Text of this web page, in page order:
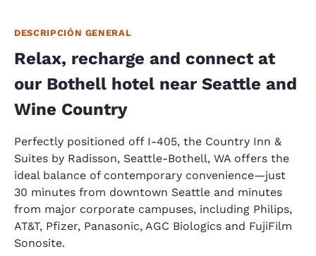
DESCRIPCIÓN GENERAL
Relax, recharge and connect at
our Bothell hotel near Seattle and
Wine Country
Perfectly positioned off I-405, the Country Inn &
Suites by Radisson, Seattle-Bothell, WA offers the
ideal balance of contemporary convenience—just
30 minutes from downtown Seattle and minutes
from major corporate campuses, including Philips,
AT&T, Pfizer, Panasonic, AGC Biologics and FujiFilm
Sonosite.